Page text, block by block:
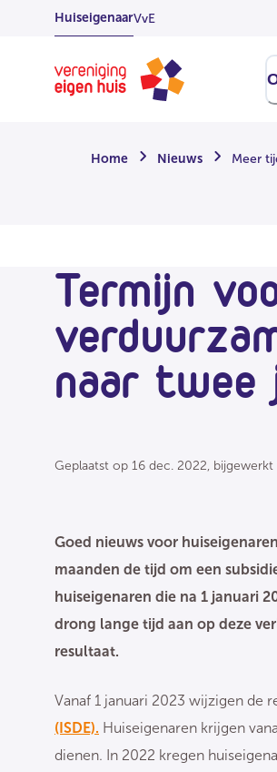
OverslaanHuiseigenaarVvE
Homepage
Home Nieuws Meer
Termijn
naar twee
Geplaatst op 16 dec. 2022, bijgewerkt
Goed nieuws voor
maanden de tijd om een
huiseigenaren die na 1 januari
drong lange tijd aan op deze
resultaat.
Vanaf 1 januari 2023 wijzigen de
(ISDE). Huiseigenaren krijgen
dienen. In 2022 kregen